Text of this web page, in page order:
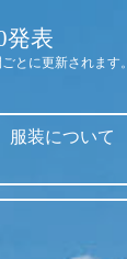
発表
とに更新されます。
服装について